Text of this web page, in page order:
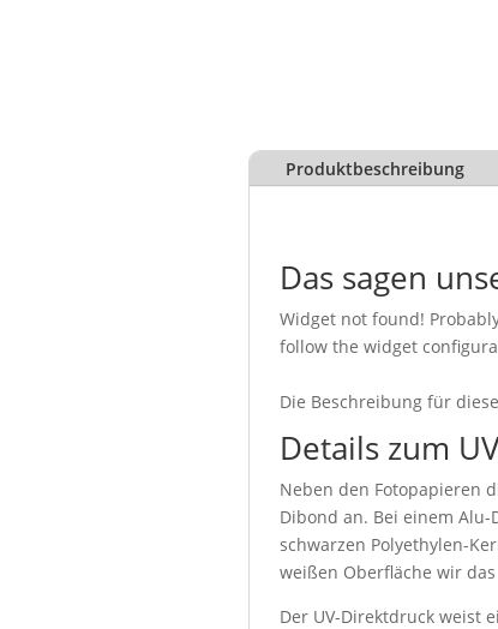
Produktbeschreibung
Das sagen
Widget not found!
follow the widget
Die Beschreibung für
Details zum
Neben den Fotopapieren
Dibond an. Bei einem
schwarzen Polyethylen-
weißen Oberfläche wir
Der UV-Direktdruck weist